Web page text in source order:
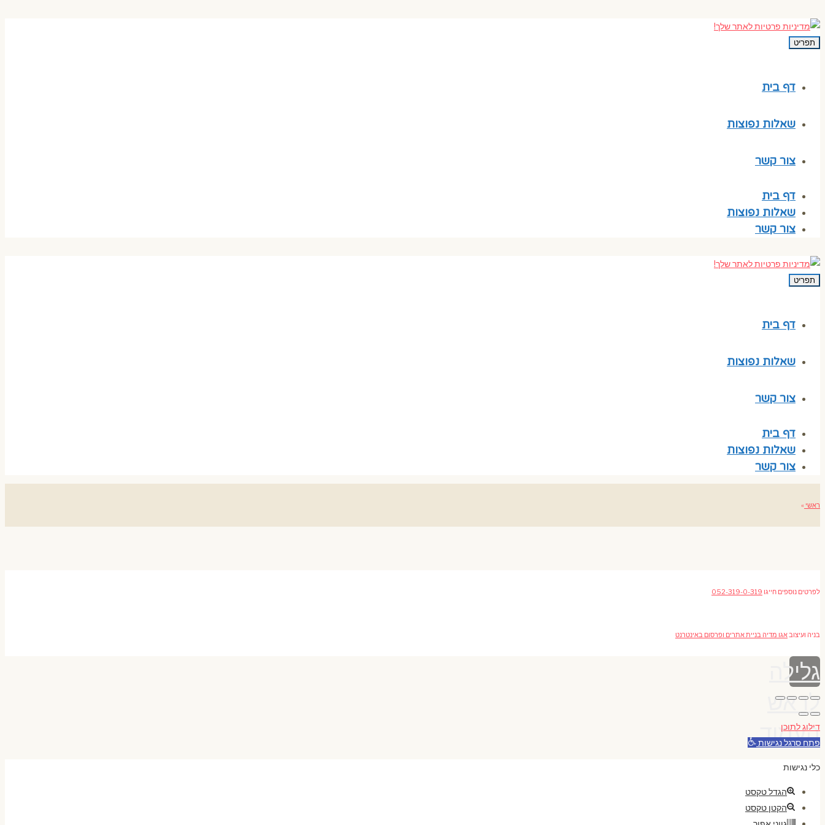
תפריט
דף בית
שאלות נפוצות
צור קשר
דף בית
שאלות נפוצות
צור קשר
תפריט
דף בית
שאלות נפוצות
צור קשר
דף בית
שאלות נפוצות
צור קשר
ראשי »
לפרטים נוספים חייגו 052-319-0-319
בניה ועיצובאגו מדיה בניית אתרים ופרסום באינטרנט
גלילה
לראש
העמוד
דילוג לתוכן
פתח סרגל נגישות
כלי נגישות
הגדל טקסט
הקטן טקסט